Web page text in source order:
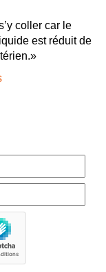
coller car le
est réduit de